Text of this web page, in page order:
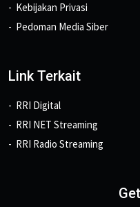
Kebijakan Privasi
Pedoman Media Siber
Link Terkait
RRI Digital
RRI NET Streaming
RRI Radio Streaming